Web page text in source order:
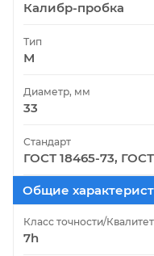
Калибр-пробка
Тип
М
Диаметр, мм
33
Стандарт
ГОСТ 18465-73,
Общие
Класс точности/Квалитет
7h